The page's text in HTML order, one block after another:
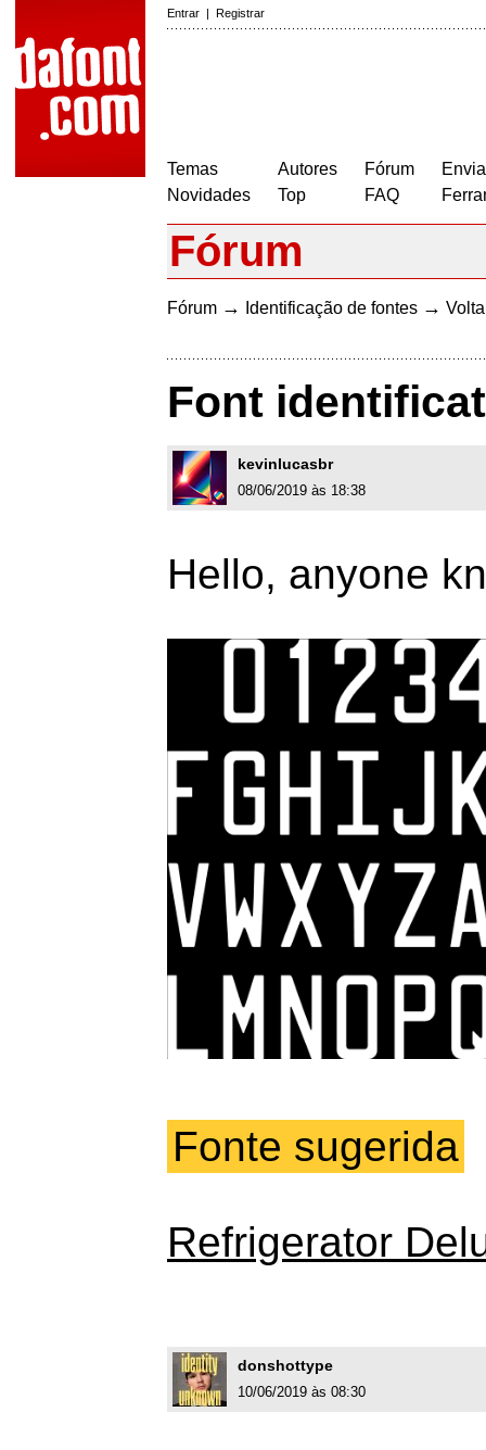
Entrar | Registrar
Temas
Novidades
Autores
Top
Fórum
FAQ
Fórum
Fórum → Identificação de fontes →
Font
kevinlucasbr
08/06/2019 às 18:38
Hello, anyone
Fonte sugerida
Refrigerator
donshottype
10/06/2019 às 08:30